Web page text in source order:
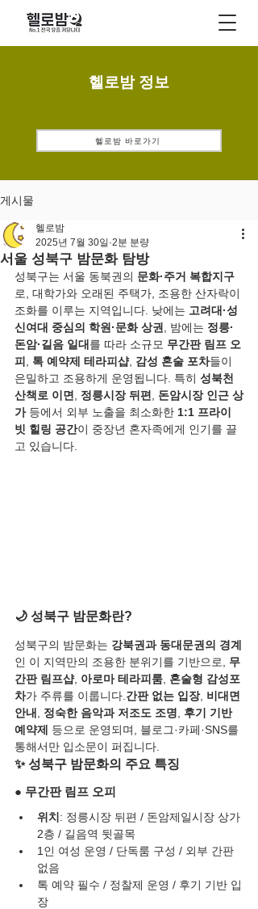
헬로밤 정보
헬로밤 바로가기
게시물
서울 성북구 밤문화 탐방
헬로밤
2025년 7월 30일 2분 분량
성북구는 서울 동북권의 문화·주거 복합지구
로, 대학가와 오래된 주택가, 조용한 산자락이
조화를 이루는 지역입니다. 낮에는 고려대·성
신여대 중심의 학원·문화 상권
, 밤에는 정릉·
돈암·길음 일대 를 따라 소규모 무간판 림프 오
피
톡 예약제 테라피샵, 감성 혼술 포차들이
은밀하고 조용하게 운영됩니다. 특히 성북천
산책로 이면
정릉시장 뒤편
돈암시장 인근 상
가 등에서 외부 노출을 최소화한 1:1 프라이
빗 힐링 공간이 중장년 혼자족에게 인기를 끌
고 있습니다.
🌙 성북구 밤문화란?
성북구의 밤문화는 강북권과 동대문권의 경계
인 이 지역만의 조용한 분위기를 기반으로, 무
간판 림프샵, 아로마 테라피룸 혼술형 감성포
차가 주류를 이룹니다. 간판 없는 입장, 비대면
안내
정숙한 음악과 저조도 조명
후기 기반
예약제 등으로 운영되며, 블로그·카페·SNS를
통해서만 입소문이 퍼집니다.
✨ 성북구 밤문화의 주요 특징
● 무간판 림프 오피
위치 : 정릉시장 뒤편 / 돈암제일시장 상가
2층 / 길음역 뒷골목
1인 여성 운영 / 단독룸 구성 / 외부 간판
없음
톡 예약 필수 / 정찰제 운영 / 후기 기반 입
장